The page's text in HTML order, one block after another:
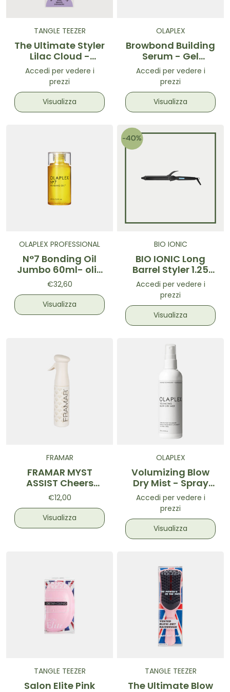
TANGLE TEEZER
The Ultimate Styler
Lilac Cloud -
Spazzola styling
Lilla
Accedi per vedere i
prezzi
Visualizza
OLAPLEX
Browbond Building
Serum - Gel
sopracciglia
Accedi per vedere i
prezzi
Visualizza
OLAPLEX PROFESSIONAL
N°7 Bonding Oil
Jumbo 60ml- olio
di riparazione
lucidante
€32,60
Visualizza
BIO IONIC
BIO IONIC Long
Barrel Styler 1.25
Inch
Accedi per vedere i
prezzi
Visualizza
FRAMAR
FRAMAR MYST
ASSIST Cheers
Haters
€12,00
Visualizza
OLAPLEX
Volumizing Blow
Dry Mist - Spray
volumizzante
Accedi per vedere i
prezzi
Visualizza
TANGLE TEEZER
Salon Elite Pink
TANGLE TEEZER
The Ultimate Blow